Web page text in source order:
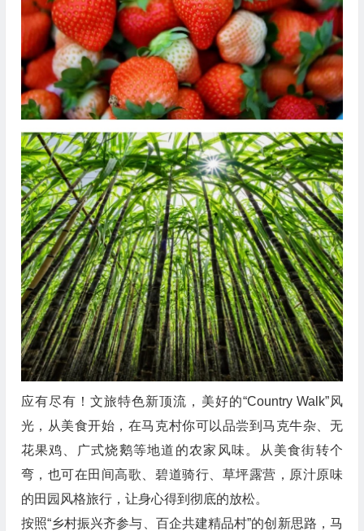
应有尽有！文旅特色新顶流，美好的“Country Walk”风
光，从美食开始，在马克村你可以品尝到马克牛杂、无
花果鸡、广式烧鹅等地道的农家风味。从美食街转个
弯，也可在田间高歌、碧道骑行、草坪露营，原汁原味
的田园风格旅行，让身心得到彻底的放松。
按照“乡村振兴齐参与、百企共建精品村”的创新思路，马